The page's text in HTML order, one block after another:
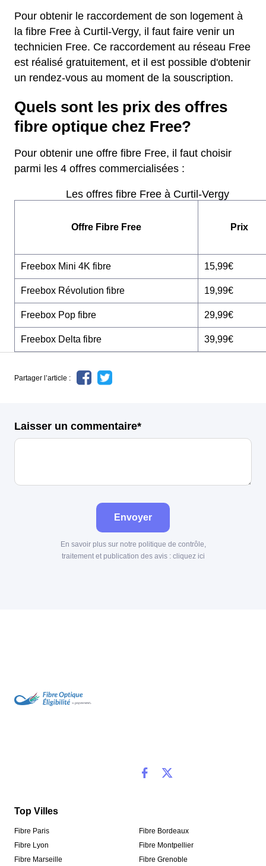
Pour obtenir le raccordement de son logement à
la fibre Free à Curtil-Vergy, il faut faire venir un
technicien Free. Ce raccordement au réseau Free
est réalisé gratuitement, et il est possible d'obtenir
un rendez-vous au moment de la souscription.
Quels sont les prix des offres
fibre optique chez Free?
Pour obtenir une offre fibre Free, il faut choisir
parmi les 4 offres commercialisées :
Les offres fibre Free à Curtil-Vergy
Offre Fibre Free Prix
Freebox Mini 4K fibre 15,99€
Freebox Révolution fibre 19,99€
Freebox Pop fibre 29,99€
Freebox Delta fibre 39,99€
Partager l’article :
Laisser un commentaire*
Envoyer
En savoir plus sur notre politique de contrôle,
traitement et publication des avis : cliquez ici
Top Villes
Fibre Paris
Fibre Lyon
Fibre Marseille
Fibre Bordeaux
Fibre Montpellier
Fibre Grenoble